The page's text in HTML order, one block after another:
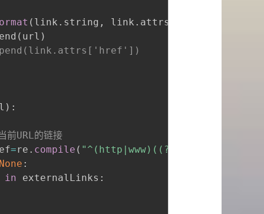
( link . string , link . attrs
( url )
) :
前URL的链接
=re . compile ( "^(http|www)((?!"
None :
in externalLinks :